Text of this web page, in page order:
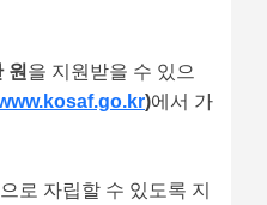
원 을 지원받을 수 있으
)에서 가
로 자립할 수 있도록 지